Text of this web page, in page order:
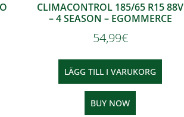
CLIMACONTROL 185/65 R15 88V
– 4 SEASON – EGOMMERCE
54,99€
LÄGG TILL I VARUKORG
BUY NOW